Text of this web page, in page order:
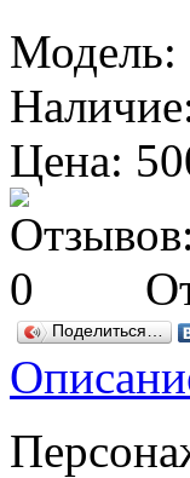
Модель:
Цена:
Поделиться…